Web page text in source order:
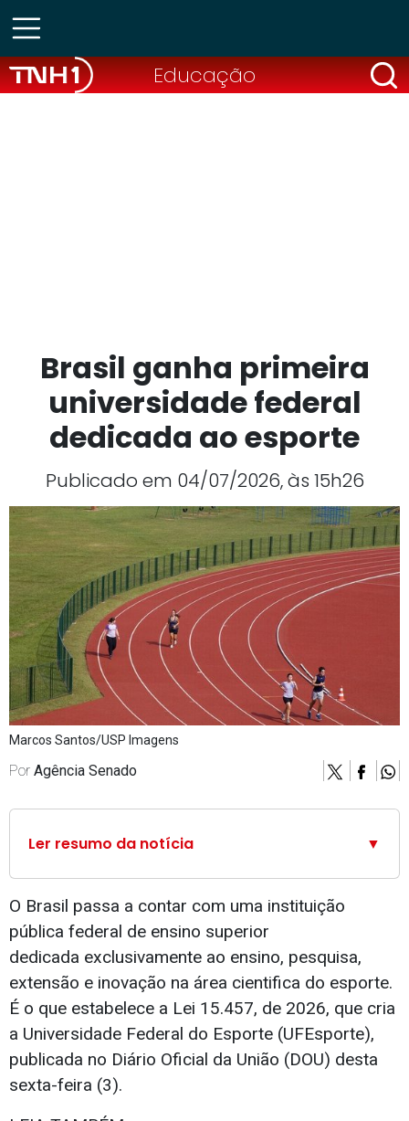
Educação
Brasil ganha primeira
universidade federal
dedicada ao esporte
Publicado em 04/07/2026, às 15h26
Marcos Santos/USP Imagens
Por Agência Senado
Ler resumo da notícia ▼
O Brasil passa a contar com uma instituição
pública federal de ensino superior
dedicada exclusivamente ao ensino, pesquisa,
extensão e inovação na área cientifica do esporte.
É o que estabelece a Lei 15.457, de 2026, que cria
a Universidade Federal do Esporte (UFEsporte),
publicada no Diário Oficial da União (DOU) desta
sexta-feira (3).